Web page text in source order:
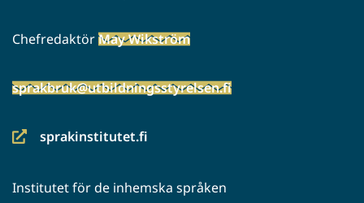
ChefredaktörMay Wikström
sprakbruk@utbildningsstyrelsen.fi
sprakinstitutet.fi
(siirryt
palveluun)
Institutet för de inhemska språken